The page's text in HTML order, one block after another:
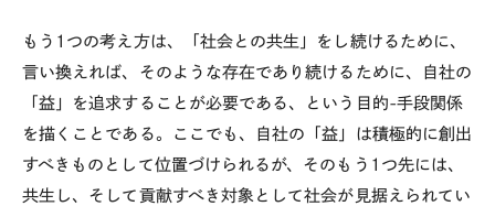
もう1つの考え方は、「社会との共生」をし続けるために、
言い換えれば、そのような存在であり続けるために、自社の
「益」を追求することが必要である、という目的-手段関係
を描くことである。ここでも、自社の「益」は積極的に創出
すべきものとして位置づけられるが、そのもう1つ先には、
共生し、そして貢献すべき対象として社会が見据えられてい